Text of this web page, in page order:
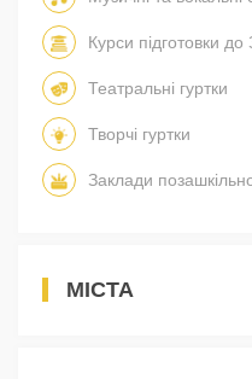
Курси підготовки
Театральні гуртки
Творчі гуртки
Заклади
МІСТА